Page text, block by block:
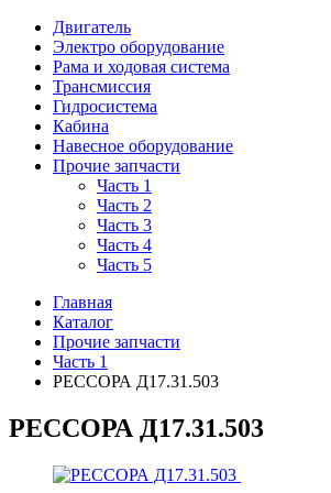
Двигатель
Электро оборудование
Рама и ходовая система
Трансмиссия
Гидросистема
Кабина
Навесное оборудование
Прочие запчасти
Часть 1
Часть 2
Часть 3
Часть 4
Часть 5
Главная
Каталог
Прочие запчасти
Часть 1
РЕССОРА Д17.31.503
РЕССОРА Д17.31.503